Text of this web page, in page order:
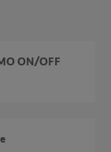
ON/OFF